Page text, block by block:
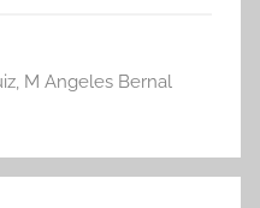
, M Angeles Bernal